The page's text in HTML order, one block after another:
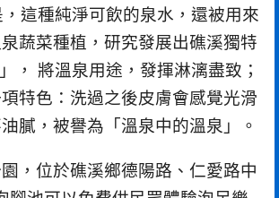
這種純淨可飲的泉水，還被用來
蔬菜種植，研究發展出礁溪獨特
， 將溫泉用途，發揮淋漓盡致；
特色：洗過之後皮膚會感覺光滑
膩，被譽為「溫泉中的溫泉」。
，位於礁溪鄉德陽路、仁愛路中